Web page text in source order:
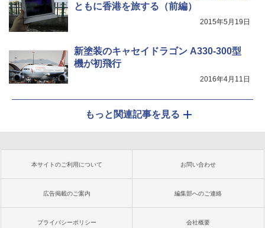
ともに香港を旅する（前編）
2015年5月19日
新塗装のキャセイドラゴン A330-300型
機が初飛行
2016年4月11日
もっと関連記事を見る
本サイトのご利用について お問い合わせ
広告掲載のご案内 編集部へのご連絡
プライバシーポリシー 会社概要